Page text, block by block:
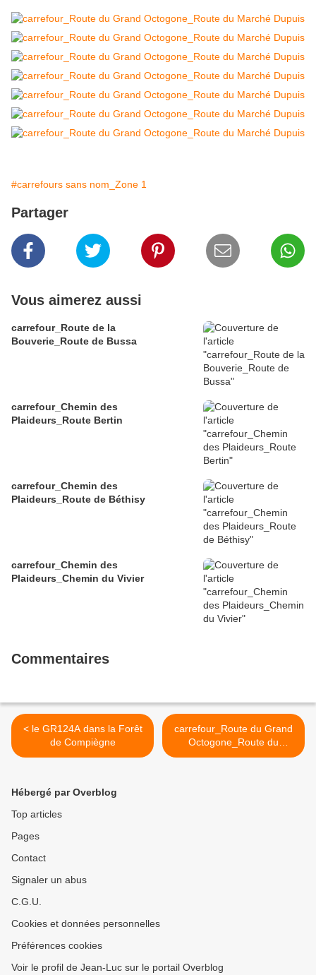
#carrefours sans nom_Zone 1
Partager
Vous aimerez aussi
carrefour_Route de la
Bouverie_Route de Bussa
carrefour_Chemin des
Plaideurs_Route Bertin
carrefour_Chemin des
Plaideurs_Route de Béthisy
carrefour_Chemin des
Plaideurs_Chemin du Vivier
Commentaires
< le GR124A dans la Forêt
de Compiègne
carrefour_Route du Grand
Octogone_Route du
Parquet de Bois >
Hébergé par Overblog
Top articles
Pages
Contact
Signaler un abus
C.G.U.
Cookies et données personnelles
Préférences cookies
Voir le profil de Jean-Luc sur le portail Overblog